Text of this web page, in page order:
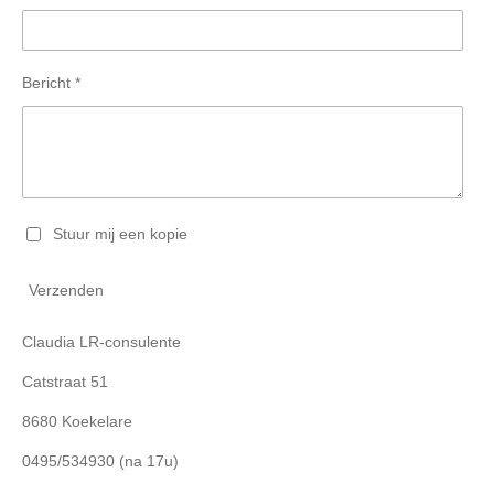
Bericht *
Stuur mij een kopie
Verzenden
Claudia LR-consulente
Catstraat 51
8680 Koekelare
0495/534930 (na 17u)